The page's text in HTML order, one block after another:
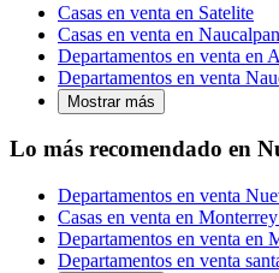
Casas en venta en Satelite
Casas en venta en Naucalpan
Departamentos en venta en
Departamentos en venta
Mostrar más
Lo más recomendado en
Departamentos en venta
Casas en venta en
Departamentos en venta en
Departamentos en venta